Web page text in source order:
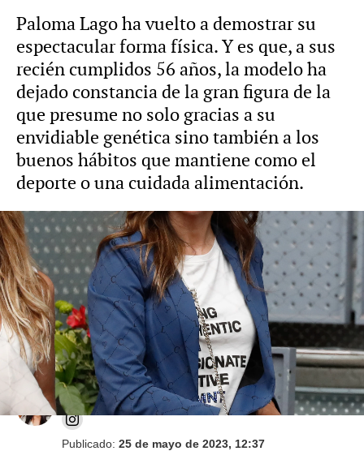
Paloma Lago ha vuelto a demostrar su
espectacular forma física. Y es que, a sus
recién cumplidos 56 años, la modelo ha
dejado constancia de la gran figura de la
que presume no solo gracias a su
envidiable genética sino también a los
buenos hábitos que mantiene como el
deporte o una cuidada alimentación.
Paloma Lago, excuñada de Ana Obregón,
muy discreta cuando le preguntan por la nieta
de la actriz: "Celebramos la vida"
Mariam Armiñana
Publicado: 25 de mayo de 2023, 12:37